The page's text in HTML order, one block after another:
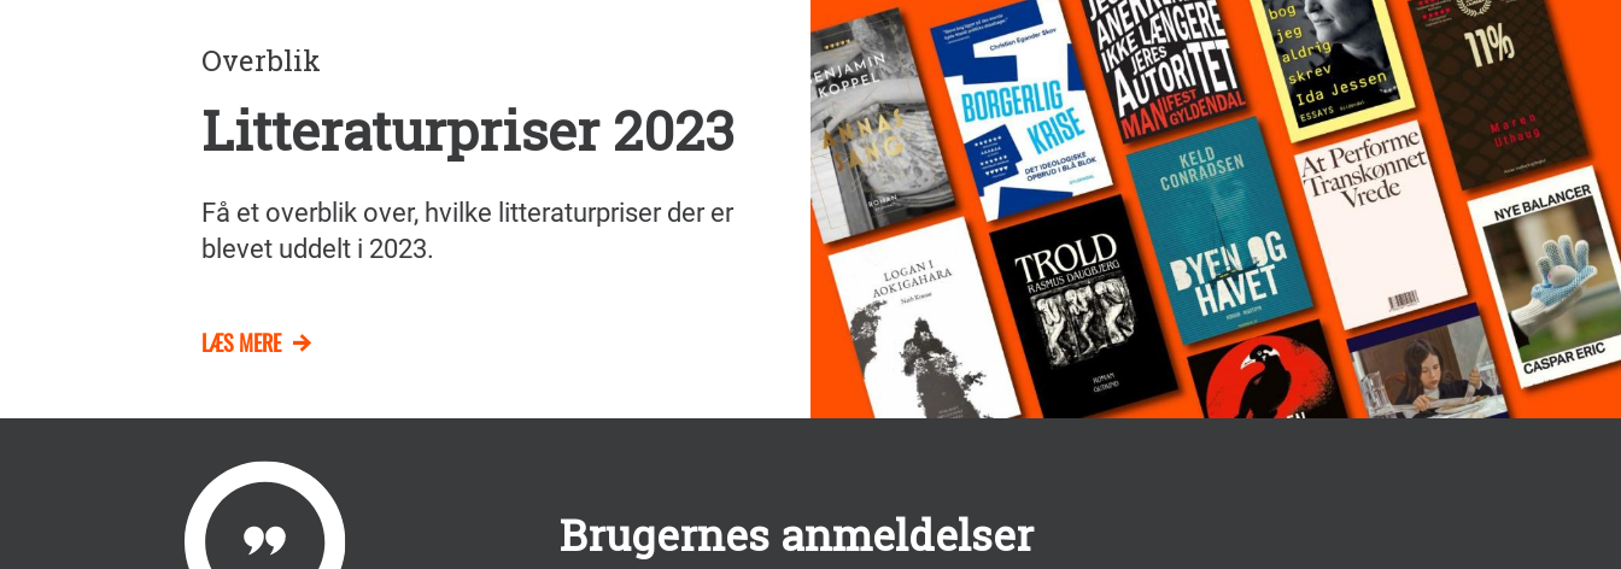
Overblik
Litteraturpriser 2023
Få et overblik over, hvilke litteraturpriser der er
blevet uddelt i 2023.
LÆS MERE
Brugernes anmeldelser